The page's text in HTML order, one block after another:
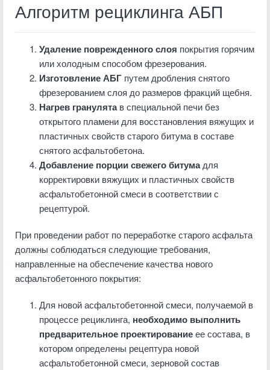
Алгоритм рециклинга АБП
Удаление поврежденного слоя покрытия горячим
или холодным способом фрезерования.
Изготовление АБГ путем дробления снятого
фрезерованием слоя до размеров фракций щебня.
Нагрев гранулятав специальной печи без
открытого пламени для восстановления вяжущих и
пластичных свойств старого битума в составе
снятого асфальтобетона.
Добавление порции свежего битумадля
корректировки вяжущих и пластичных свойств
асфальтобетонной смеси в соответствии с
рецептурой.
При проведении работ по переработке старого асфальта
должны соблюдаться следующие требования,
направленные на обеспечение качества нового
асфальтобетонного покрытия:
Для новой асфальтобетонной смеси, получаемой в
процессе рециклинга, необходимо выполнить
предварительное проектированиеее состава, в
котором определены рецептура новой
асфальтобетонной смеси, зерновой состав